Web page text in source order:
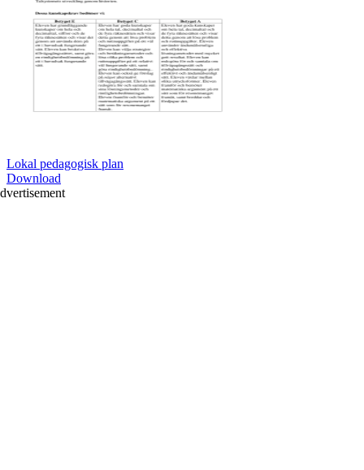
Lokal pedagogisk plan
Download